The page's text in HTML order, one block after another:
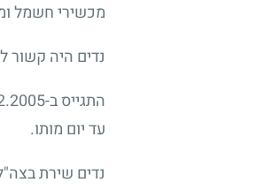
מכשירי חשמל
נדים היה קשור
עד יום מותו.
נדים שירת